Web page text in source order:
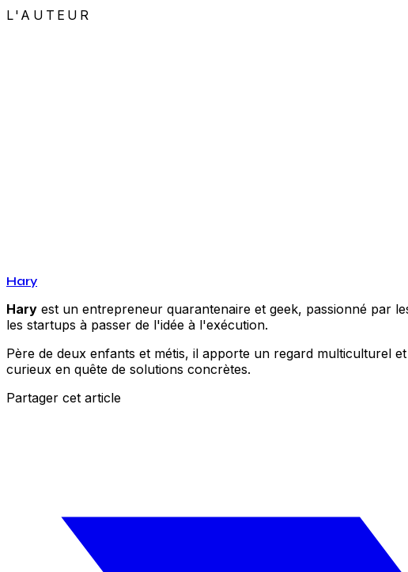
L'AUTEUR
Hary
Hary est un entrepreneur quarantenaire et geek, passionné par
les startups à passer de l'idée à l'exécution.
Père de deux enfants et métis, il apporte un regard multiculturel
curieux en quête de solutions concrètes.
Partager cet article